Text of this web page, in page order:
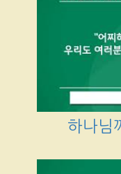
하나님